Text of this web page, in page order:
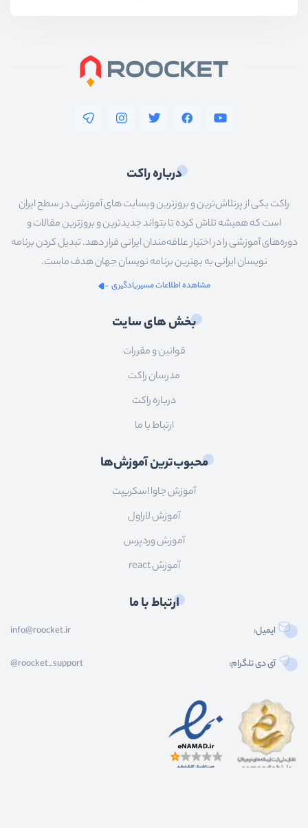
درباره راکت
راکت یکی از پرتلاش‌ترین و بروزترین وبسایت های آموزشی در سطح ایران
است که همیشه تلاش کرده تا بتواند جدیدترین و بروزترین مقالات و
دوره‌های آموزشی را در اختیار علاقه‌مندان ایرانی قرار دهد. تبدیل کردن برنامه
نویسان ایرانی به بهترین برنامه نویسان جهان هدف ماست.
مشاهده اطلاعات مسیریادگیری
بخش های سایت
قوانین و مقررات
مدرسان راکت
درباره راکت
ارتباط با ما
محبوب‌ترین آموزش‌ها
آموزش جاوا اسکریپت
آموزش لاراول
آموزش وردپرس
آموزش react
ارتباط با ما
ایمیل: info@roocket.ir
آی دی تلگرام: @roocket_support